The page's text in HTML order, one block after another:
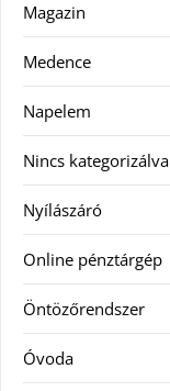
Magazin
Medence
Napelem
Nincs kategorizálva
Nyílászáró
Online pénztárgép
Öntözőrendszer
Óvoda